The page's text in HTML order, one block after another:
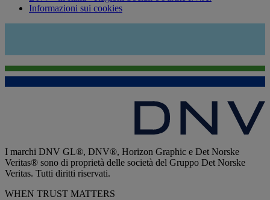
Informazioni sui cookies
I marchi DNV GL®, DNV®, Horizon Graphic e Det Norske
Veritas® sono di proprietà delle società del Gruppo Det Norske
Veritas. Tutti diritti riservati.
WHEN TRUST MATTERS